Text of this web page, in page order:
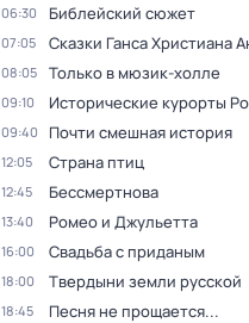
06:30 Библейский сюжет
07:05 Сказки Ганса Христиана
08:05 Только в мюзик-холле
09:10 Исторические курорты
09:40 Почти смешная история
12:05 Страна птиц
12:45 Бессмертнова
13:40 Ромео и Джульетта
16:00 Свадьба с приданым
18:00 Твердыни земли русской
18:45 Песня не прощается...